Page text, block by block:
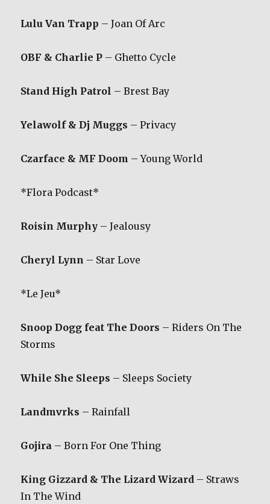
Lulu Van Trapp – Joan Of Arc
OBF & Charlie P – Ghetto Cycle
Stand High Patrol – Brest Bay
Yelawolf & Dj Muggs – Privacy
Czarface & MF Doom – Young World
*Flora Podcast*
Roisin Murphy – Jealousy
Cheryl Lynn – Star Love
*Le Jeu*
Snoop Dogg feat The Doors – Riders On The
Storms
While She Sleeps – Sleeps Society
Landmvrks – Rainfall
Gojira – Born For One Thing
King Gizzard & The Lizard Wizard – Straws
In The Wind